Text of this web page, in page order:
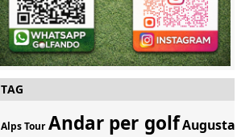
TAG
Alps Tour Andar per golfAugusta